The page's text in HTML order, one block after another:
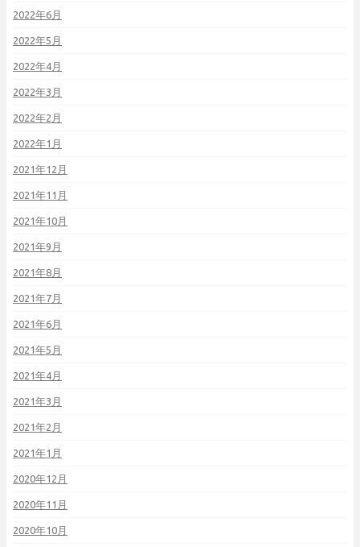
2022年6月
2022年5月
2022年4月
2022年3月
2022年2月
2022年1月
2021年12月
2021年11月
2021年10月
2021年9月
2021年8月
2021年7月
2021年6月
2021年5月
2021年4月
2021年3月
2021年2月
2021年1月
2020年12月
2020年11月
2020年10月